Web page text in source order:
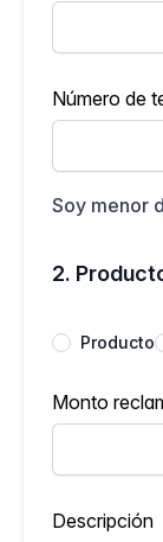
Número de
Soy menor
2.
Producto
Monto
Descripción